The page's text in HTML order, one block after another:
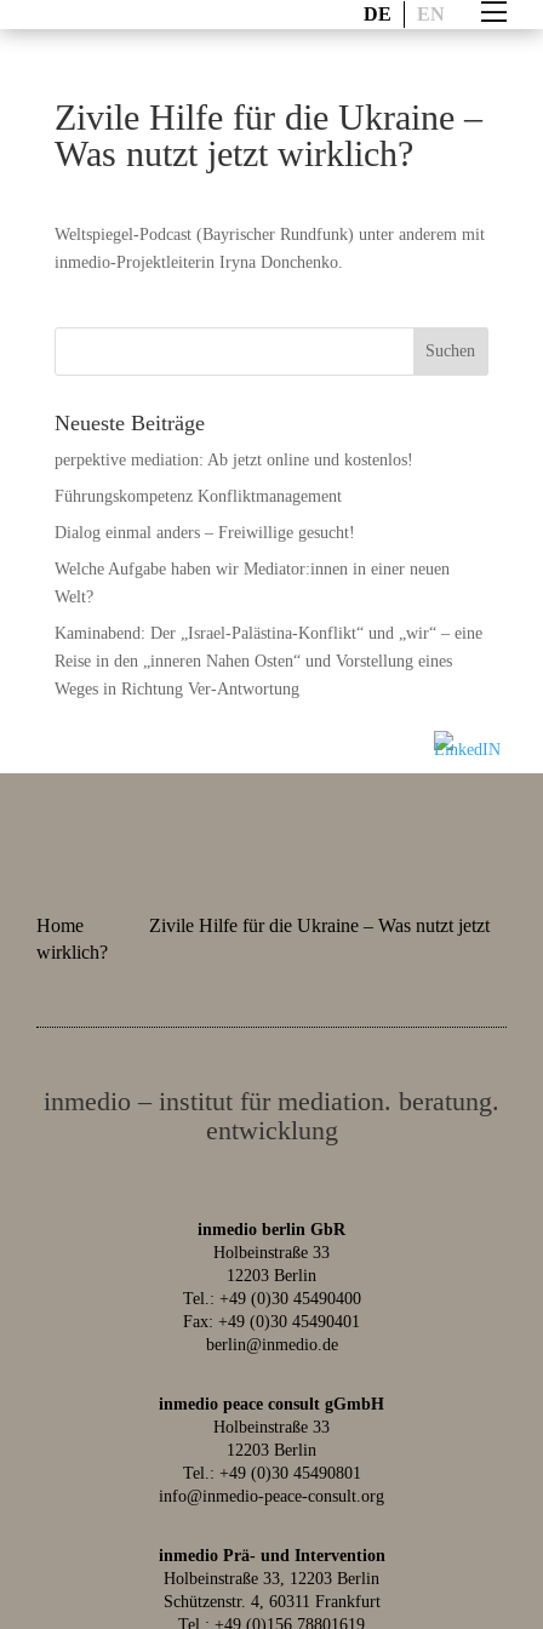
DE EN
Zivile Hilfe für die Ukraine –
Was nutzt jetzt wirklich?
Weltspiegel-Podcast (Bayrischer Rundfunk) unter anderem mit
inmedio-Projektleiterin Iryna Donchenko.
Neueste Beiträge
perpektive mediation: Ab jetzt online und kostenlos!
Führungskompetenz Konfliktmanagement
Dialog einmal anders – Freiwillige gesucht!
Welche Aufgabe haben wir Mediator:innen in einer neuen
Welt?
Kaminabend: Der „Israel-Palästina-Konflikt“ und „wir“ – eine
Reise in den „inneren Nahen Osten“ und Vorstellung eines
Weges in Richtung Ver-Antwortung
Home
Zivile Hilfe für die Ukraine – Was nutzt jetzt
wirklich?
inmedio – institut für mediation. beratung.
entwicklung
inmedio berlin GbR
Holbeinstraße 33
12203 Berlin
Tel.: +49 (0)30 45490400
Fax: +49 (0)30 45490401
berlin@inmedio.de
inmedio peace consult gGmbH
Holbeinstraße 33
12203 Berlin
Tel.: +49 (0)30 45490801
info@inmedio-peace-consult.org
inmedio Prä- und Intervention
Holbeinstraße 33, 12203 Berlin
Schützenstr. 4, 60311 Frankfurt
Tel.: +49 (0)156 78801619